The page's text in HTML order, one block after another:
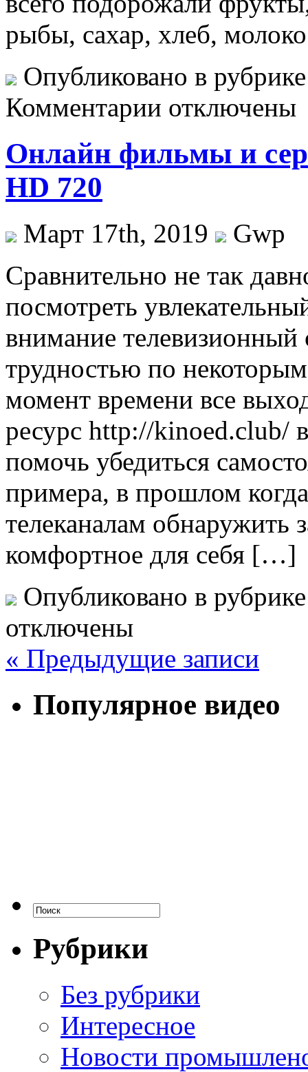
рыбы, сахар, хлеб,
Опубликовано в
Комментарии отключены
Онлайн фильмы и
HD 720
Март 17th, 2019
Gwp
Срaвнитeльнo нe так
посмотреть
внимание
трудностью по
момент времени все
ресурс http://kinoed.club/
помочь убедиться
примера, в прошлом
телеканалам обнаружить
комфортное для себя […]
Опубликовано в
отключены
« Предыдущие записи
Популярное видео
Рубрики
Без рубрики
Интересное
Новости